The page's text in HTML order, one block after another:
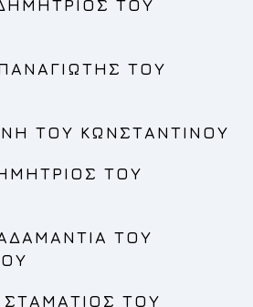
ΤΟΥ
ΤΟΥ
ΤΟΥ ΚΩΝΣΤΑΝΤΙΝΟΥ
ΤΟΥ
ΤΟΥ
ΤΟΥ